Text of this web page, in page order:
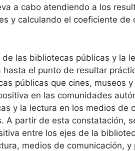
a cabo atendiendo a los
y calculando el coeficiente de
las bibliotecas públicas y la
el punto de resultar
públicas que cines, museos
en las comunidades
y la lectura en los medios de
A partir de esta constatación,
entre los ejes de la
medios de comunicación, y